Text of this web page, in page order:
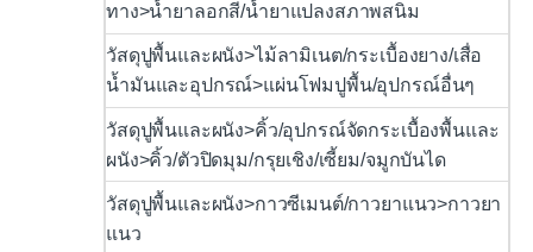
ทาง>น้ำยาลอกสี/น้ำยาแปลงสภาพสนิม
วัสดุปูพื้นและผนัง>ไม้ลามิเนต/กระเบื้องยาง/เสื่อ
น้ำมันและอุปกรณ์>แผ่นโฟมปูพื้น/อุปกรณ์อื่นๆ
วัสดุปูพื้นและผนัง>คิ้ว/อุปกรณ์จัดกระเบื้องพื้นและ
ผนัง>คิ้ว/ตัวปิดมุม/กรุยเชิง/เซี้ยม/จมูกบันได
วัสดุปูพื้นและผนัง>กาวซีเมนต์/กาวยาแนว>กาวยา
แนว